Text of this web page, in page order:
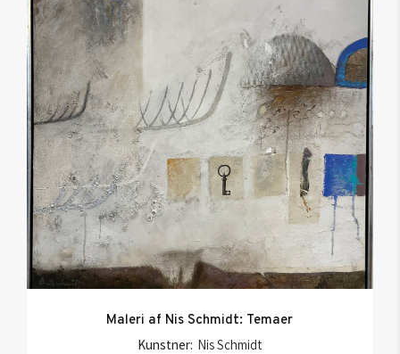
Maleri af Nis Schmidt: Temaer
Kunstner: Nis Schmidt